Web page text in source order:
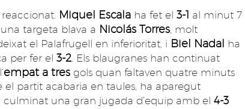
Miquel Escala ha fet el 3-1 al minut 7
targeta blava a Nicolás Torres , molt
el Palafrugell en inferioritat, i Biel Nadal ha
per fer el 3-2 . Els blaugranes han continuat
empat a tres gols quan faltaven quatre minuts
el partit acabaria en taules, ha aparegut
culminat una gran jugada d’equip amb el 4-3